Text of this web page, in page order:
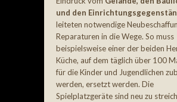
und den
leiteten notwendige
Reparaturen in die Wege. So muss
beispielsweise einer der beiden
Küche, auf dem täglich über 100
für die Kinder und Jugendlichen
werden, ersetzt werden. Die
Spielplatzgeräte sind neu zu